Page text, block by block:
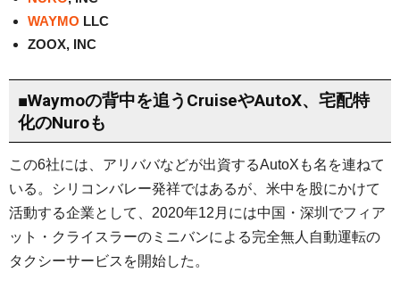
WAYMO LLC
ZOOX, INC
■Waymoの背中を追うCruiseやAutoX、宅配特
化のNuroも
この6社には、アリババなどが出資するAutoXも名を連ねて
いる。シリコンバレー発祥ではあるが、米中を股にかけて
活動する企業として、2020年12月には中国・深圳でフィア
ット・クライスラーのミニバンによる完全無人自動運転の
タクシーサービスを開始した。